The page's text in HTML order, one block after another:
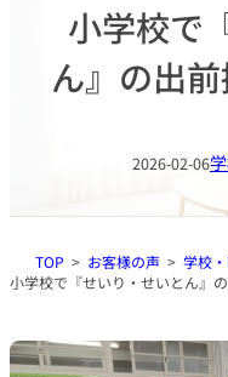
小学校で
ん』の出
2026-02-06
TOP お客様の声
学校
小学校で『せいり・せいとん』